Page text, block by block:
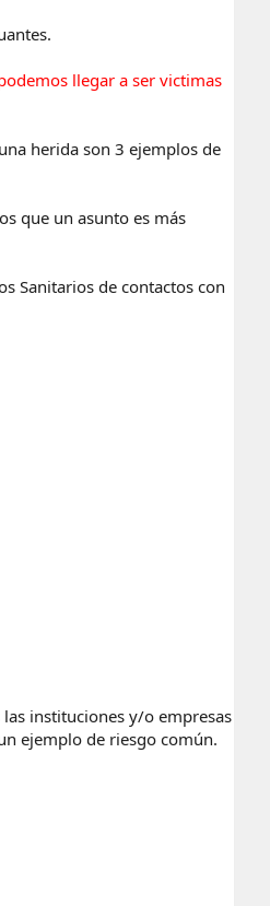
llegar a ser victimas
herida son 3 ejemplos de
que un asunto es más
Sanitarios de contactos con
instituciones y/o empresas
ejemplo de riesgo común.